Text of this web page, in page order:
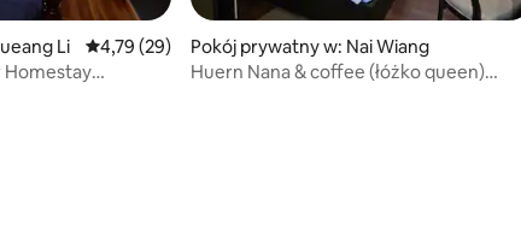
Li Średnia ocena: 4,79 na 5, liczba recenzji: 29
4,79 (29)
Homestay
Pokój prywatny w: Nai Wiang
Huern Nana & coffee (łóżko queen)